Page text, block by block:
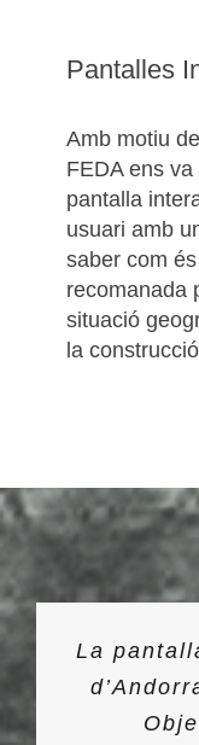
Pantalles
Amb motiu
FEDA ens va
pantalla
usuari amb
saber com
recomanada
situació
la
La